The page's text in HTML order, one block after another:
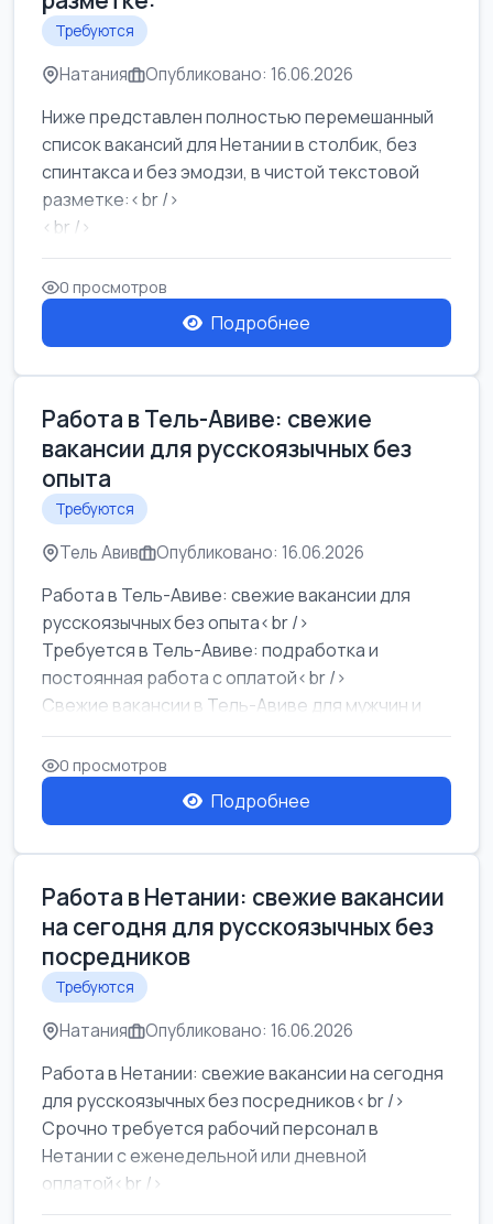
Требуются
Натания Опубликовано: 16.06.2026
Ниже представлен полностью перемешанный
список вакансий для Нетании в столбик, без
спинтакса и без эмодзи, в чистой текстовой
разметке:<br />
<br />
Работа в Нетании на мебельном производстве:
требу...
0 просмотров
Подробнее
Работа в Тель-Авиве: свежие
вакансии для русскоязычных без
опыта
Требуются
Тель Авив Опубликовано: 16.06.2026
Работа в Тель-Авиве: свежие вакансии для
русскоязычных без опыта<br />
Требуется в Тель-Авиве: подработка и
постоянная работа с оплатой<br />
Свежие вакансии в Тель-Авиве для мужчин и
женщин от хозя...
0 просмотров
Подробнее
Работа в Нетании: свежие вакансии
на сегодня для русскоязычных без
посредников
Требуются
Натания Опубликовано: 16.06.2026
Работа в Нетании: свежие вакансии на сегодня
для русскоязычных без посредников<br />
Срочно требуется рабочий персонал в
Нетании с еженедельной или дневной
оплатой<br />
Свежие вакансии в Нетании дл...